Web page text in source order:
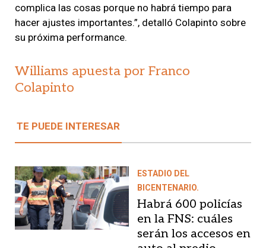
complica las cosas porque no habrá tiempo para
hacer ajustes importantes.”, detalló Colapinto sobre
su próxima performance.
Williams apuesta por Franco
Colapinto
TE PUEDE INTERESAR
ESTADIO DEL
BICENTENARIO.
Habrá 600 policías
en la FNS: cuáles
serán los accesos en